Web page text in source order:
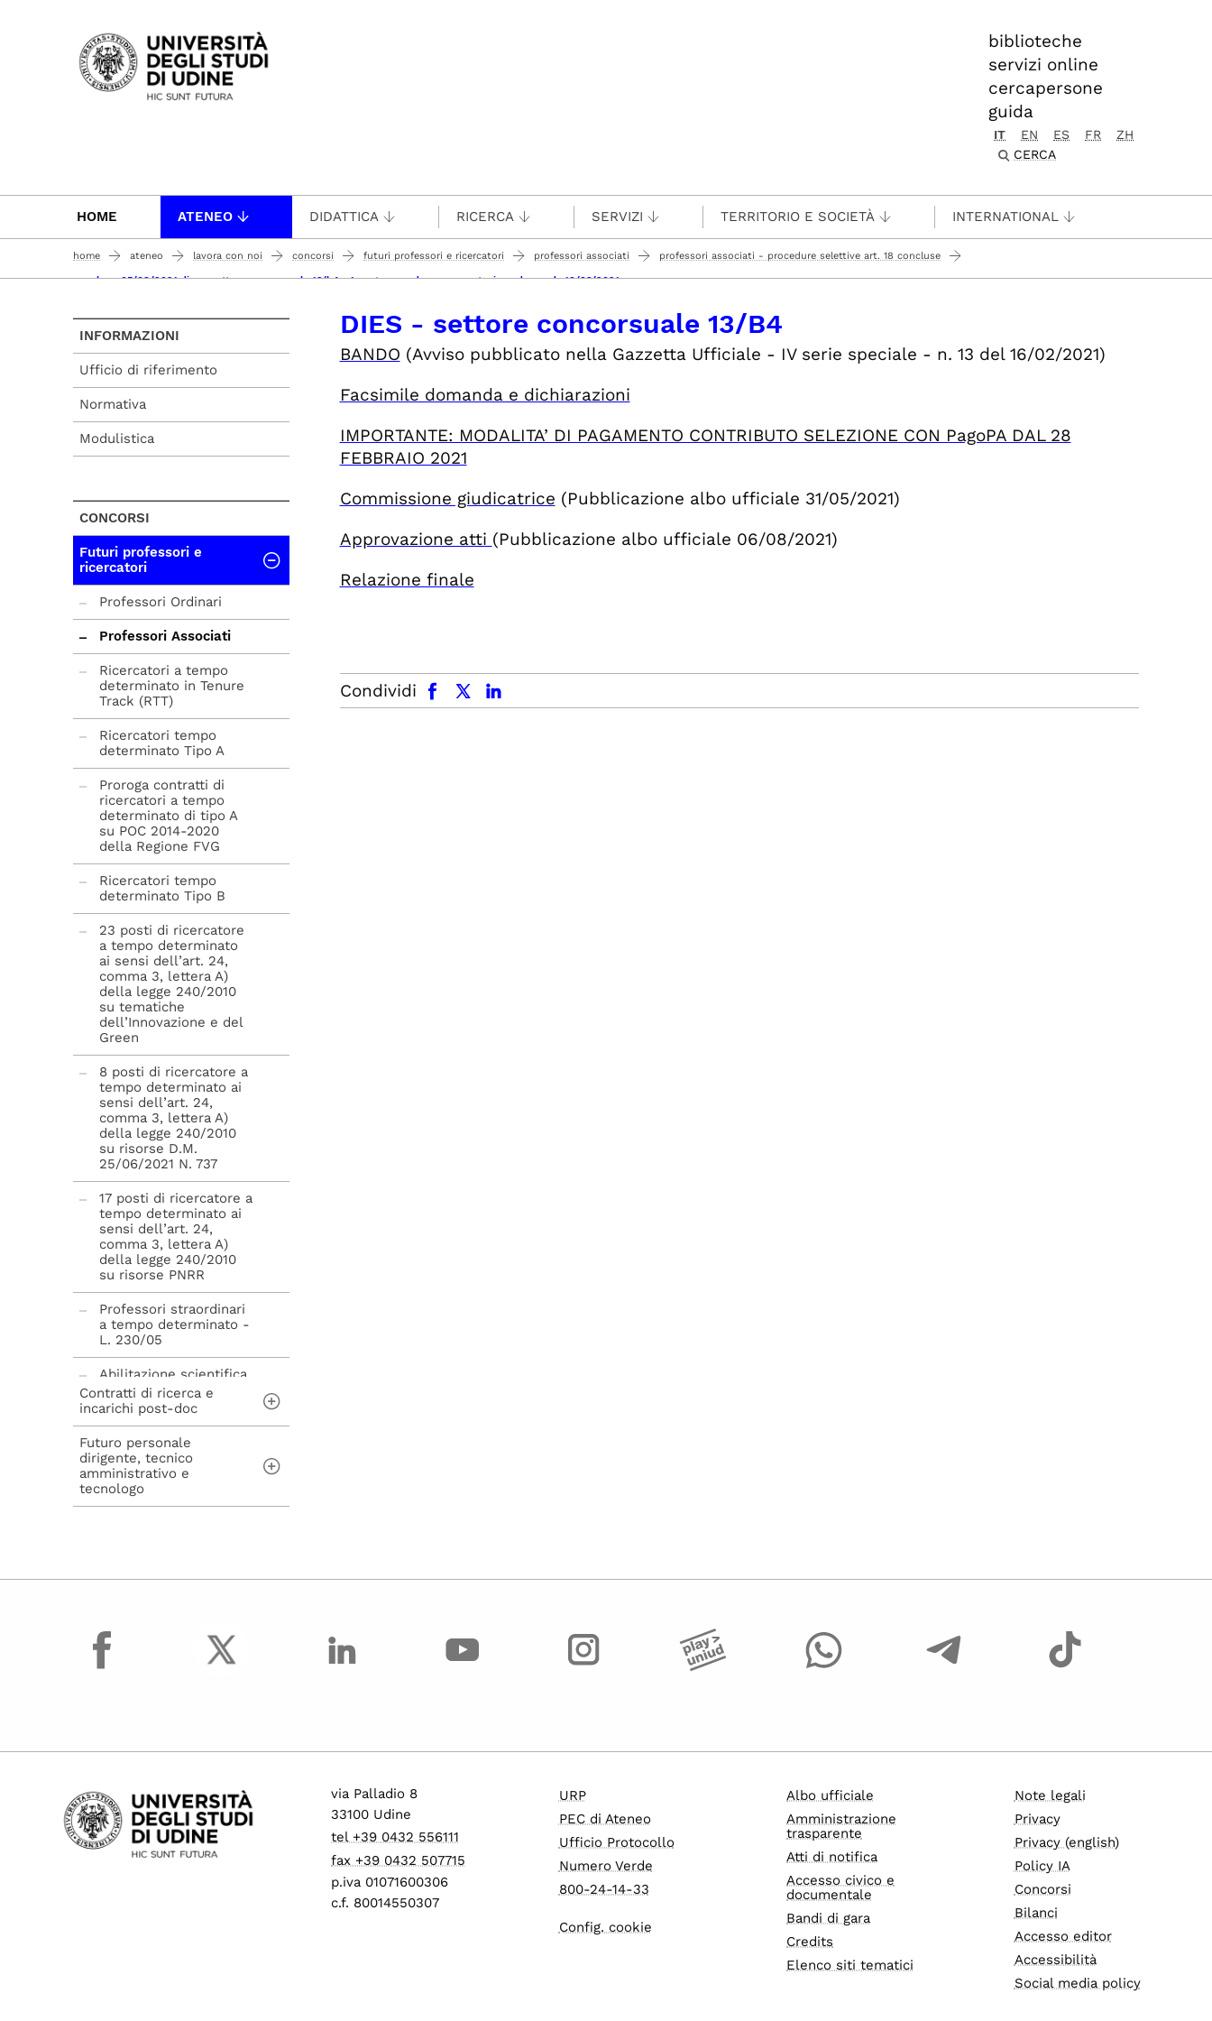
Passa al contenuto principale
biblioteche
servizi online
cercapersone
guida
IT EN ES FR
ZH
CERCA
HOME ATENEO DIDATTICA RICERCA SERVIZI TERRITORIO E SOCIETÀ INTERNATIONAL
home ateneo lavora con noi concorsi futuri professori e ricercatori professori associati professori associati - procedure selettive art. 18 concluse
concluso 05/08/2021 dies - settore concorsuale 13/b4 - 1 posto - scadenza presentazione domande 18/03/2021
DIES - settore concorsuale 13/B4
BANDO (Avviso pubblicato nella Gazzetta Ufficiale - IV serie speciale - n. 13 del 16/02/2021)
Facsimile domanda e dichiarazioni
IMPORTANTE: MODALITA’ DI PAGAMENTO CONTRIBUTO SELEZIONE CON PagoPA DAL 28
FEBBRAIO 2021
Commissione giudicatrice (Pubblicazione albo ufficiale 31/05/2021)
Approvazione atti (Pubblicazione albo ufficiale 06/08/2021)
Relazione finale
Condividi
facebook x.com linkedin
INFORMAZIONI
Ufficio di riferimento
Normativa
Modulistica
CONCORSI
Futuri professori e
ricercatori
Professori Ordinari
Professori Associati
Ricercatori a tempo
determinato in Tenure
Track (RTT)
Ricercatori tempo
determinato Tipo A
Proroga contratti di
ricercatori a tempo
determinato di tipo A
su POC 2014-2020
della Regione FVG
Ricercatori tempo
determinato Tipo B
23 posti di ricercatore
a tempo determinato
ai sensi dell’art. 24,
comma 3, lettera A)
della legge 240/2010
su tematiche
dell’Innovazione e del
Green
8 posti di ricercatore a
tempo determinato ai
sensi dell’art. 24,
comma 3, lettera A)
della legge 240/2010
su risorse D.M.
25/06/2021 N. 737
17 posti di ricercatore a
tempo determinato ai
sensi dell’art. 24,
comma 3, lettera A)
della legge 240/2010
su risorse PNRR
Professori straordinari
a tempo determinato -
L. 230/05
Abilitazione scientifica
nazionale - L. 240/10
Contratti di ricerca e
incarichi post-doc
Contratti di ricerca ai
sensi dell'art. 22 della
Legge n. 240/2010
Incarichi post-doc ai
Futuro personale
dirigente, tecnico
amministrativo e
tecnologo
Dirigente, Tecnologo e
Procedure di mobilità
per personale tecnico
amministrativo
esperti linguistici
Assunzioni Tecnologi
tempo determinato
facebook
via Palladio 8
33100 Udine
tel +39 0432 556111
fax +39 0432 507715
p.iva 01071600306
c.f. 80014550307
URP
PEC di Ateneo
Ufficio Protocollo
Numero Verde
800-24-14-33
Config. cookie
Albo ufficiale
Amministrazione
trasparente
Atti di notifica
Accesso civico e
documentale
Bandi di gara
Credits
Elenco siti tematici
Note legali
Privacy
Privacy (english)
Policy IA
Concorsi
Bilanci
Accesso editor
Accessibilità
Social media policy